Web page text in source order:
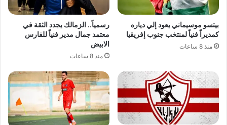
بيتسو موسيماني يعود إلي دياره
كمديراً فنياً لمنتخب جنوب إفريقيا
منذ 8 ساعات
رسمياً.. الزمالك يجدد الثقة في
معتمد جمال مدير فنياً للفارس
الابيض
منذ 8 ساعات